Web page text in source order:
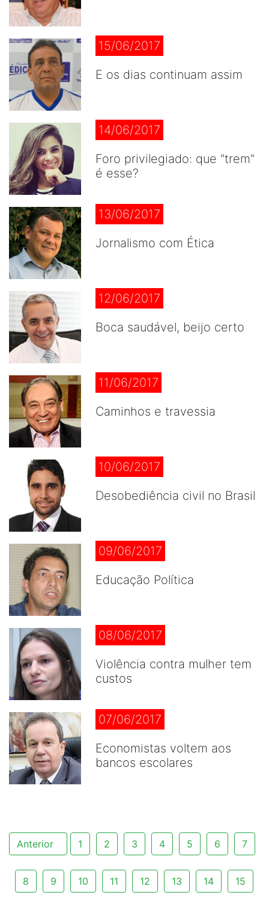
15/06/2017
E os dias continuam assim
14/06/2017
Foro privilegiado: que "trem"
é esse?
13/06/2017
Jornalismo com Ética
12/06/2017
Boca saudável, beijo certo
11/06/2017
Caminhos e travessia
10/06/2017
Desobediência civil no Brasil
09/06/2017
Educação Política
08/06/2017
Violência contra mulher tem
custos
07/06/2017
Economistas voltem aos
bancos escolares
Anterior 1 2 3 4 5 6 7
8 9 10 11 12 13 14 15